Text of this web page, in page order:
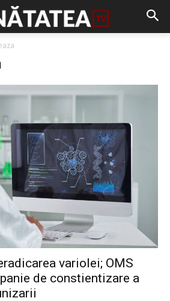
variolei; OMS
de constientizare a